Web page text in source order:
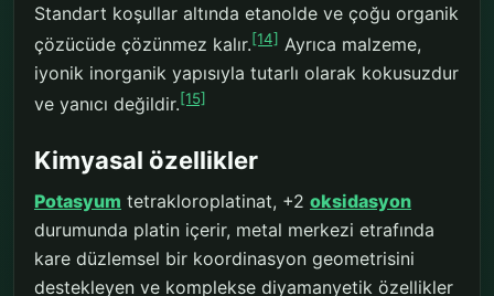
Standart koşullar altında etanolde ve çoğu organik
çözücüde çözünmez kalır.[14] Ayrıca malzeme,
iyonik inorganik yapısıyla tutarlı olarak kokusuzdur
ve yanıcı değildir.[15]
Kimyasal özellikler
Potasyum tetrakloroplatinat, +2 oksidasyon
durumunda platin içerir, metal merkezi etrafında
kare düzlemsel bir koordinasyon geometrisini
destekleyen ve komplekse diyamanyetik özellikler